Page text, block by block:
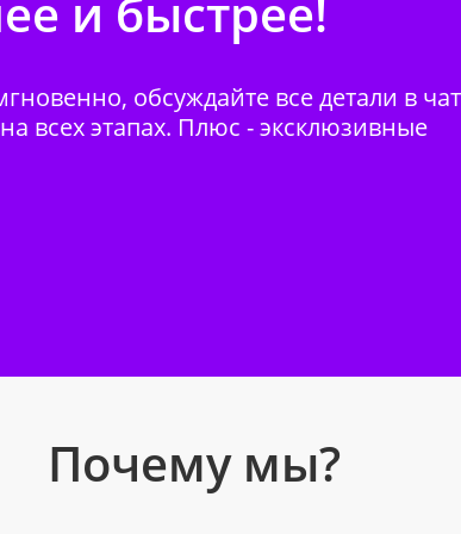
и быстрее!
обсуждайте все детали в
всех этапах. Плюс - эксклюзивные
Почему мы?